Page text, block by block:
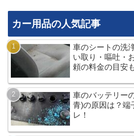
カー用品の人気記事
車のシートの洗
い取り・嘔吐・
頼の料金の目安
車のバッテリー
青)の原因は？端
レ！